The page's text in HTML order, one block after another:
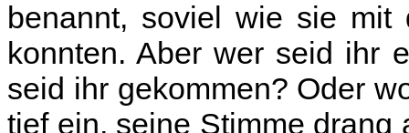
benannt, soviel wie sie mit
konnten. Aber wer seid ihr
seid ihr gekommen? Oder
tief ein, seine Stimme drang